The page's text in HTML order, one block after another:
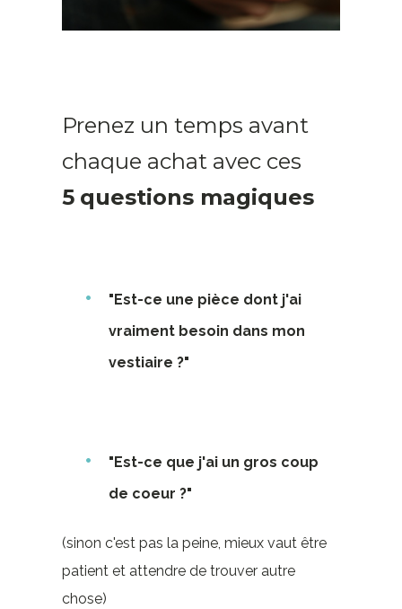
Prenez un temps avant
chaque achat avec ces
5 questions magiques
"Est-ce une pièce dont j'ai
vraiment besoin dans mon
vestiaire ?"
"Est-ce que j'ai un gros coup
de coeur ?"
(sinon c'est pas la peine, mieux vaut être
patient et attendre de trouver autre
chose)